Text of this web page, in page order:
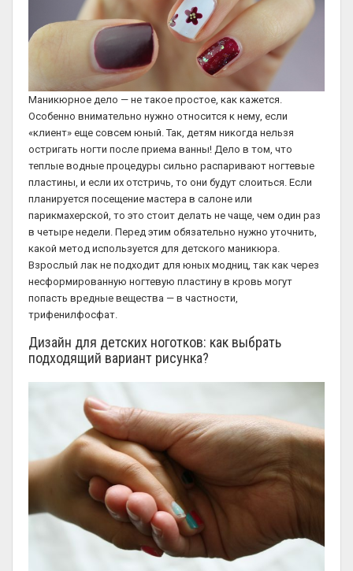
Маникюрное дело — не такое простое, как кажется.
Особенно внимательно нужно относится к нему, если
«клиент» еще совсем юный. Так, детям никогда нельзя
остригать ногти после приема ванны! Дело в том, что
теплые водные процедуры сильно распаривают ногтевые
пластины, и если их отстричь, то они будут слоиться. Если
планируется посещение мастера в салоне или
парикмахерской, то это стоит делать не чаще, чем один раз
в четыре недели. Перед этим обязательно нужно уточнить,
какой метод используется для детского маникюра.
Взрослый лак не подходит для юных модниц, так как через
несформированную ногтевую пластину в кровь могут
попасть вредные вещества — в частности,
трифенилфосфат.
Дизайн для детских ноготков: как выбрать
подходящий вариант рисунка?